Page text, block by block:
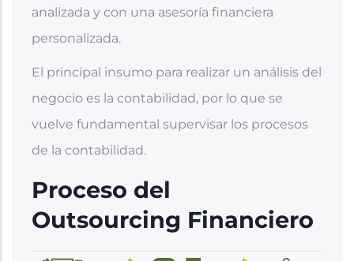
analizada y con una asesoría financiera
personalizada.
El principal insumo para realizar un análisis del
negocio es la contabilidad, por lo que se
vuelve fundamental supervisar los procesos
de la contabilidad.
Proceso del
Outsourcing Financiero